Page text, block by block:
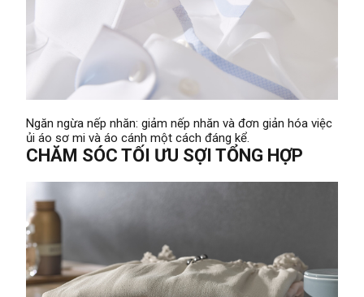
Ngăn ngừa nếp nhăn: giảm nếp nhăn và đơn giản hóa việc
ủi áo sơ mi và áo cánh một cách đáng kể.
CHĂM SÓC TỐI ƯU SỢI TỔNG HỢP